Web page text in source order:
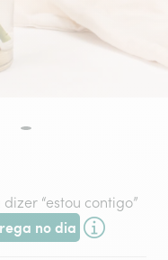
“estou contigo”
no dia
ou na data à tua